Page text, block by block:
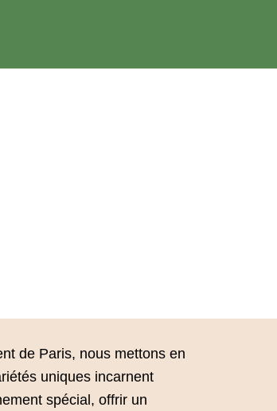
de Paris, nous mettons en
uniques incarnent
spécial, offrir un